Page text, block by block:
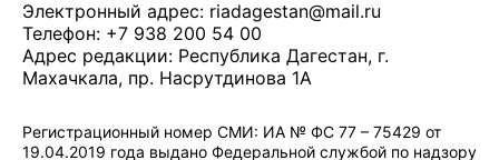
Электронный адрес: riadagestan@mail.ru
Телефон: +7 938 200 54 00
Адрес редакции: Республика Дагестан, г.
Махачкала, пр. Насрутдинова 1А
Регистрационный номер СМИ: ИА № ФС 77 – 75429 от
19.04.2019 года выдано Федеральной службой по надзору